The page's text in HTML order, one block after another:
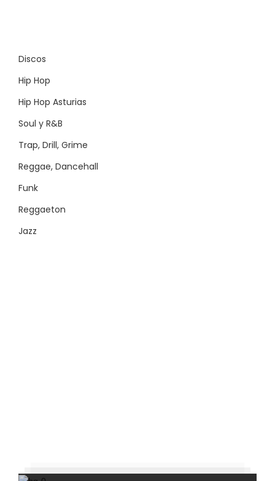
Discos
Hip Hop
Hip Hop Asturias
Soul y R&B
Trap, Drill, Grime
Reggae, Dancehall
Funk
Reggaeton
Jazz